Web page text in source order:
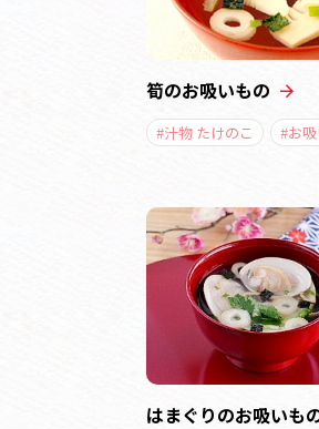
筍のお吸いもの
#汁物 たけのこ #お
はまぐりのお吸いも